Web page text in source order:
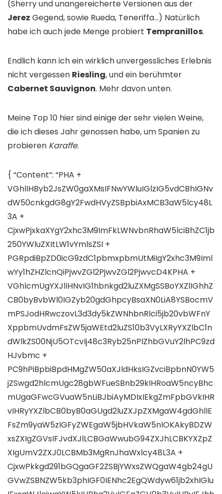
(Sherry und unangereicherte Versionen aus der
Jerez Gegend, sowie Rueda, Teneriffa…) Natürlich
habe ich auch jede Menge probiert Tempranillos.
Endlich kann ich ein wirklich unvergessliches Erlebnis
nicht vergessen Riesling, und ein berühmter
Cabernet Sauvignon. Mehr davon unten.
Meine Top 10 hier sind einige der sehr vielen Weine,
die ich dieses Jahr genossen habe, um Spanien zu
probieren Karaffe.
{ “Content”: “PHA +
VGhlIHByb2JsZW0gaXMsIFNwYWluIGlzIG5vdCBhIGNv
dW50cnkgdG8gY2FwdHVyZSBpbiAxMCB3aW5lcy48L
3A ​​+
CjxwPjxkaXYgY2xhc3M9ImFkLWNvbnRhaW5lciBhZC1jb
250YWluZXItLW1vYmlsZSI +
PGRpdiBpZD0icG9zdC1pbmxpbmUtMiIgY2xhc3M9Iml
wYy1hZHZlcnQiPjwvZGl2PjwvZGl2PjwvcD4KPHA +
VGhlcmUgYXJlIHNvIG1hbnkgd2luZXMgSSBoYXZlIGhhZ
CB0byBvbWl0IGZyb20gdGhpcyBsaXN0LiA8YSBocmV
mPSJodHRwczovL3d3dy5kZWNhbnRlci5jb20vbWFnY
XppbmUvdmFsZW5jaWEtd2luZS10b3VyLXRyYXZlbC1n
dWlkZS00NjU5OTcvIj48c3Ryb25nPlZhbGVuY2lhPC9zd
HJvbmc +
PC9hPiBpbiBpdHMgZW50aXJldHksIGZvciBpbnN0YW5
jZSwgd2hlcmUgc28gbWFueSBnb29kIHRoaW5ncyBhc
mUgaGFwcGVuaW5nLiBJbiAyMDIxIEkgZmFpbGVkIHR
vIHRyYXZlbCB0byB0aGUgd2luZXJpZXMgaW4gdGhlIE
FsZm9yaW5zIGFyZWEgaW5jbHVkaW5nIOKAkyBDZW
xsZXIgZGVsIFJvdXJlLCBGaWwubG94ZXJhLCBKYXZpZ
XIgUmV2ZXJ0LCBMb3MgRnJhaWxlcy48L3A ​​+
CjxwPkkgd291bGQgaGF2ZSBjYWxsZWQgaW4gb24gU
GVwZSBNZW5kb3phIGF0IENhc2EgQWdyw61jb2xhIGlu